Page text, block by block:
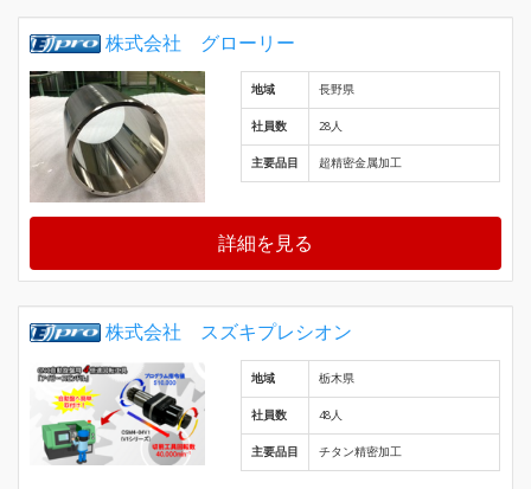
株式会社 グローリー
地域 長野県
社員数 28人
主要品目 超精密金属加工
詳細を見る
株式会社 スズキプレシオン
地域 栃木県
社員数 48人
主要品目 チタン精密加工